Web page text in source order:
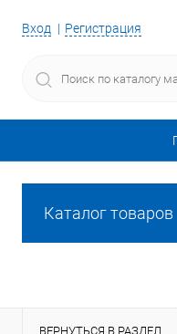
Вход Регистрация
Каталог товаров
ВЕРНУТЬСЯ В РАЗДЕЛ